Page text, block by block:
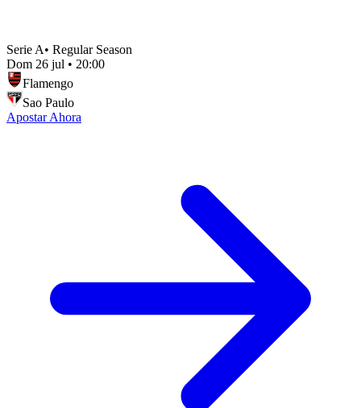
Serie A• Regular Season
Dom 26 jul • 20:00
Flamengo
Sao Paulo
Apostar Ahora